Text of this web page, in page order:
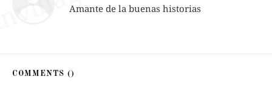
Amante de la buenas historias
COMMENTS ()